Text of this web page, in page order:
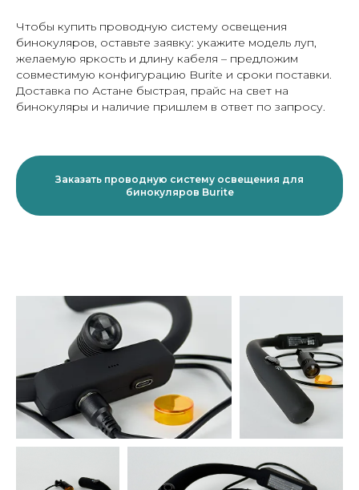
Чтобы купить проводную систему освещения
бинокуляров, оставьте заявку: укажите модель луп,
желаемую яркость и длину кабеля – предложим
совместимую конфигурацию Burite и сроки поставки.
Доставка по Астане быстрая, прайс на свет на
бинокуляры и наличие пришлем в ответ по запросу.
Заказать проводную систему освещения для
бинокуляров Burite